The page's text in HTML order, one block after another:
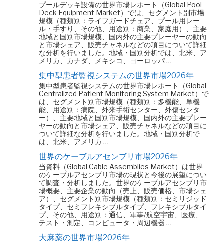
プールデッキ設備の世界市場レポート（Global Pool
Deck Equipment Market）では、セグメント別市場
規模（種類別：ライフガードチェア、プール用レー
ル・手すり、その他、用途別：商業、家庭用）、主要
地域と国別市場規模、国内外の主要プレーヤーの動向
と市場シェア、販売チャネルなどの項目について詳細
な分析を行いました。地域・国別分析では、北米、ア
メリカ、カナダ、メキシコ、ヨーロッパ …
集中型患者監視システムの世界市場2026年
集中型患者監視システムの世界市場レポート（Global
Centralized Patient Monitoring System Market）で
は、セグメント別市場規模（種類別：多機能、単機
能、用途別：病院、外来手術センター、外傷センタ
ー）、主要地域と国別市場規模、国内外の主要プレー
ヤーの動向と市場シェア、販売チャネルなどの項目に
ついて詳細な分析を行いました。地域・国別分析で
は、北米、アメリカ …
世界のケーブルアセンブリ市場2026年
当資料（Global Cable Assemblies Market）は世界
のケーブルアセンブリ市場の現状と今後の展望につい
て調査・分析しました。世界のケーブルアセンブリ市
場概要、主要企業の動向（売上、販売価格、市場シェ
ア）、セグメント別市場規模（種類別：セミリジッド
タイプ、セミフレキシブルタイプ、フレキシブルタイ
プ、その他、用途別：通信、軍事/航空宇宙、医療、
テスト・測定、コンピュータ・周辺機器 …
大麻薬の世界市場2026年